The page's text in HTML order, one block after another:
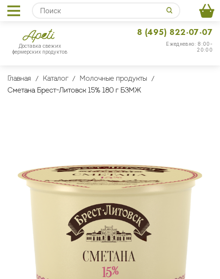
Доставка свежих
фермерских продуктов
Ежедневно: 8:00-
20:00
8 (495) 822-07-07
Главная Каталог
Молочные продукты
Сметана Брест-Литовск 15% 180 г БЗМЖ